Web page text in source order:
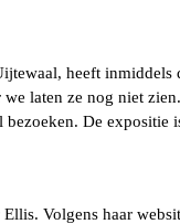
heeft
laten ze nog niet
De
Volgens haar